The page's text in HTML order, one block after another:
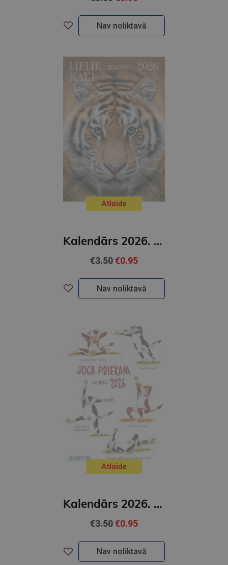
Nav noliktavā
Atlaide
Kalendārs 2026. Lielie kaķi
€3.50€0.95
Nav noliktavā
Atlaide
Kalendārs 2026. Joga priekam
€3.50€0.95
Nav noliktavā